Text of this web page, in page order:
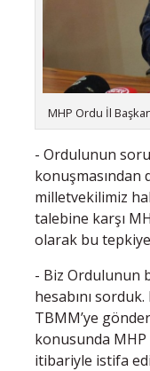
MHP Ordu İl
- Ordulunun
konuşmasından
milletvekilimiz
talebine karşı
olarak bu
- Biz Ordulunun
hesabını
TBMM’ye
konusunda MHP
itibariyle istifa